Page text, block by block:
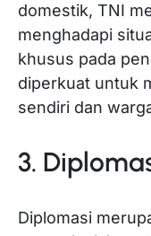
domestik, TNI
menghadapi
khusus pada
diperkuat untuk
sendiri dan
3.
Diplomasi